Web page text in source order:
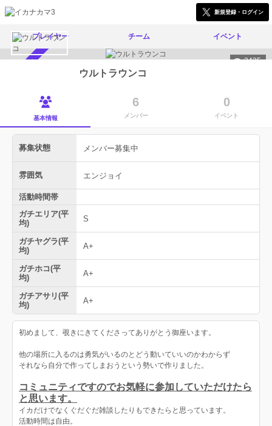
新規登録・ログイン
プレイヤー チーム イベント
2435
ウルトラウンコ
基本情報
6
メンバー
0
イベント
募集状態 メンバー募集中
雰囲気 エンジョイ
活動時間帯
ガチエリア(平
均)
S
ガチヤグラ(平
均)
A+
ガチホコ(平
均)
A+
ガチアサリ(平
均)
A+
初めまして、覗きにきてくださってありがとう御座います。
他の場所に入るのは勇気がいるのとどう動いていいのかわからず
それなら自分で作ってしまおうという勢いで作りました。
コミュニティですのでお気軽に参加していただけたら
と思います。
イカだけでなくぐだぐだ雑談したりもできたらと思っています。
活動時間は自由。